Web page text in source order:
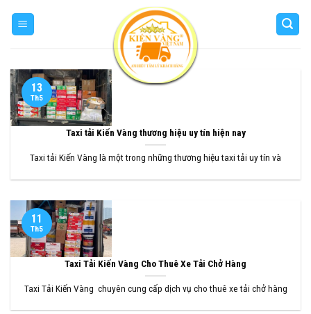
Taxi tải Kiến Vàng thương hiệu uy tín hiện nay
Taxi tải Kiến Vàng là một trong những thương hiệu taxi tải uy tín và
13
Th5
Taxi Tải Kiến Vàng Cho Thuê Xe Tải Chở Hàng
Taxi Tải Kiến Vàng chuyên cung cấp dịch vụ cho thuê xe tải chở hàng
11
Th5